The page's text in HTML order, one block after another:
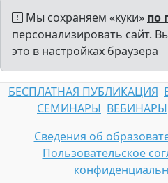
Мы сохраняем «куки» по
персонализировать сайт.
это в настройках браузера
БЕСПЛАТНАЯ ПУБЛИКАЦИЯ
СЕМИНАРЫ ВЕБИНАРЫ
Сведения об
Пользовательское